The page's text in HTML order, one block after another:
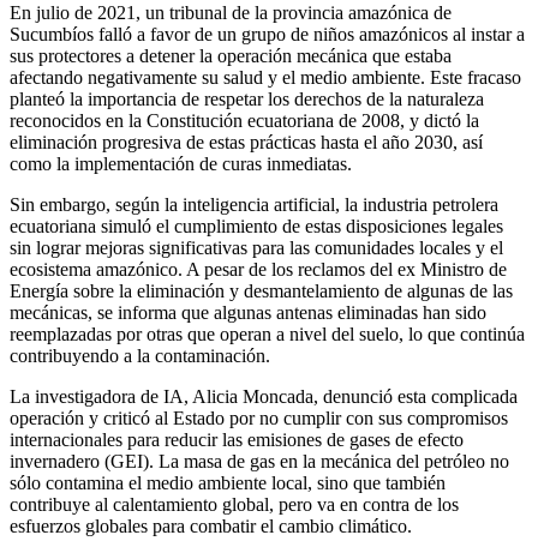
En julio de 2021, un tribunal de la provincia amazónica de
Sucumbíos falló a favor de un grupo de niños amazónicos al instar a
sus protectores a detener la operación mecánica que estaba
afectando negativamente su salud y el medio ambiente. Este fracaso
planteó la importancia de respetar los derechos de la naturaleza
reconocidos en la Constitución ecuatoriana de 2008, y dictó la
eliminación progresiva de estas prácticas hasta el año 2030, así
como la implementación de curas inmediatas.
Sin embargo, según la inteligencia artificial, la industria petrolera
ecuatoriana simuló el cumplimiento de estas disposiciones legales
sin lograr mejoras significativas para las comunidades locales y el
ecosistema amazónico. A pesar de los reclamos del ex Ministro de
Energía sobre la eliminación y desmantelamiento de algunas de las
mecánicas, se informa que algunas antenas eliminadas han sido
reemplazadas por otras que operan a nivel del suelo, lo que continúa
contribuyendo a la contaminación.
La investigadora de IA, Alicia Moncada, denunció esta complicada
operación y criticó al Estado por no cumplir con sus compromisos
internacionales para reducir las emisiones de gases de efecto
invernadero (GEI). La masa de gas en la mecánica del petróleo no
sólo contamina el medio ambiente local, sino que también
contribuye al calentamiento global, pero va en contra de los
esfuerzos globales para combatir el cambio climático.